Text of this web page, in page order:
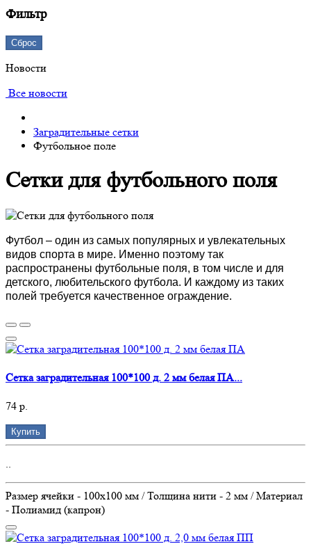
Фильтр
Сброс
Новости
Все новости
Заградительные сетки
Футбольное поле
Сетки для футбольного поля
Футбол – один из самых популярных и увлекательных
видов спорта в мире. Именно поэтому так
распространены футбольные поля, в том числе и для
детского, любительского футбола. И каждому из таких
полей требуется качественное ограждение.
Сетка заградительная 100*100 д. 2 мм белая ПА...
74 р.
Купить
..
Размер ячейки - 100х100 мм / Толщина нити - 2 мм / Материал
- Полиамид (капрон)